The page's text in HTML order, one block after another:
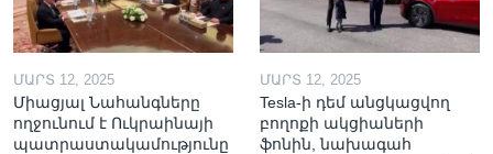
ՄԱՐՏ 12, 2025
Միացյալ Նահանգները
ողջունում է Ուկրաինայի
պատրաստակամությունը
ՄԱՐՏ 12, 2025
Tesla-ի դեմ անցկացվող
բողոքի ակցիաների
ֆոնին, նախագահ